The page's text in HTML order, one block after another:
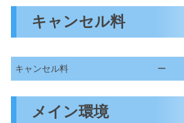
キャンセル料
キャンセル料 ー
メイン環境